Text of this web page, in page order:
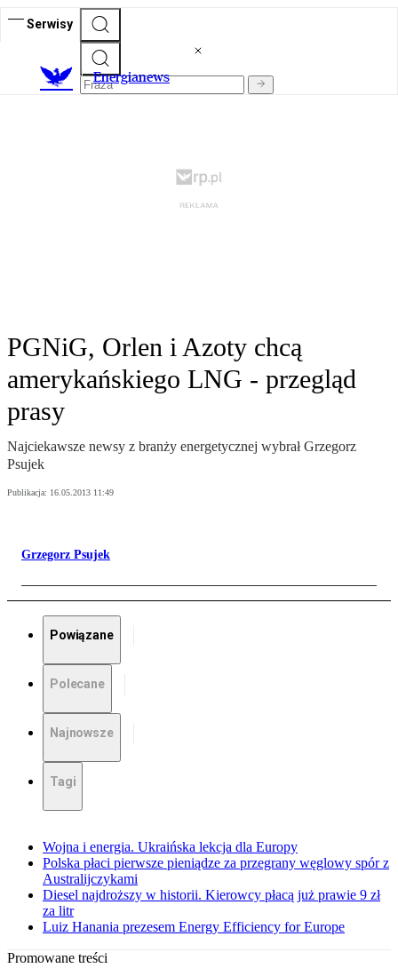
Serwisy
Energianews
PGNiG, Orlen i Azoty chcą
amerykańskiego LNG - przegląd
prasy
Najciekawsze newsy z branży energetycznej wybrał Grzegorz
Psujek
Publikacja: 16.05.2013 11:49
Grzegorz Psujek
Powiązane
Polecane
Najnowsze
Tagi
Wojna i energia. Ukraińska lekcja dla Europy
Polska płaci pierwsze pieniądze za przegrany węglowy spór z
Australijczykami
Diesel najdroższy w historii. Kierowcy płacą już prawie 9 zł
za litr
Luiz Hanania prezesem Energy Efficiency for Europe
Promowane treści